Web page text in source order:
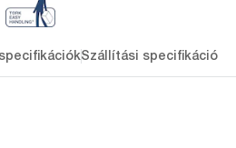
Szállítási specifikációk